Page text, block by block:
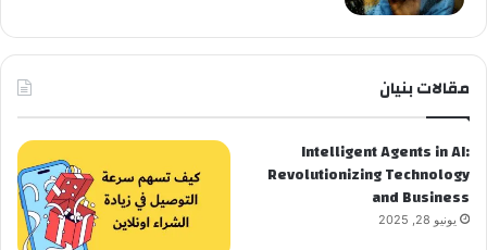
مقالات بنيان
Intelligent Agents in AI:
Revolutionizing Technology
and Business
يونيو 28, 2025